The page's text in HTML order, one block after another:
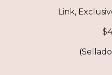
Link,
$